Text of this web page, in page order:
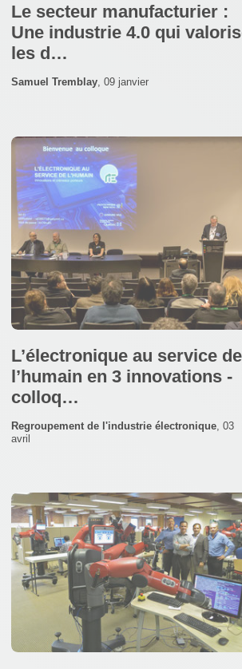
Le secteur manufacturier :
Une industrie 4.0 qui
les d…
Samuel Tremblay 09 janvier
L’électronique au service de
l’humain en 3 innovations -
colloq…
Regroupement de l'industrie électronique 03
avril